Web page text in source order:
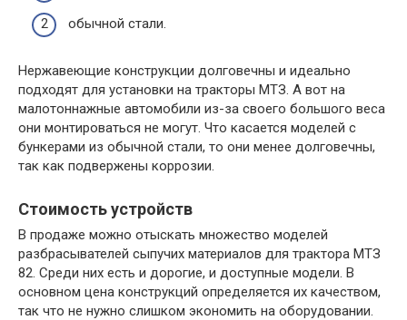
обычной стали.
Нержавеющие конструкции долговечны и идеально
подходят для установки на тракторы МТЗ. А вот на
малотоннажные автомобили из-за своего большого веса
они монтироваться не могут. Что касается моделей с
бункерами из обычной стали, то они менее долговечны,
так как подвержены коррозии.
Стоимость устройств
В продаже можно отыскать множество моделей
разбрасывателей сыпучих материалов для трактора МТЗ
82. Среди них есть и дорогие, и доступные модели. В
основном цена конструкций определяется их качеством,
так что не нужно слишком экономить на оборудовании.